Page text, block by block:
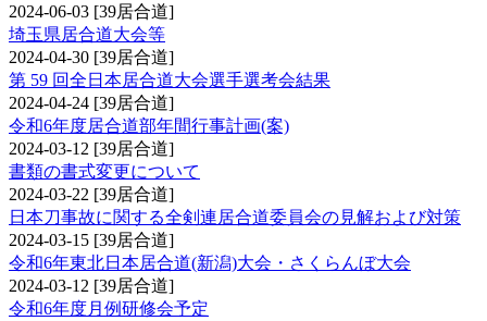
2024-06-03 [39居合道]
埼玉県居合道大会等
2024-04-30 [39居合道]
第 59 回全日本居合道大会選手選考会結果
2024-04-24 [39居合道]
令和6年度居合道部年間行事計画(案)
2024-03-12 [39居合道]
書類の書式変更について
2024-03-22 [39居合道]
日本刀事故に関する全剣連居合道委員会の見解および対策
2024-03-15 [39居合道]
令和6年東北日本居合道(新潟)大会・さくらんぼ大会
2024-03-12 [39居合道]
令和6年度月例研修会予定